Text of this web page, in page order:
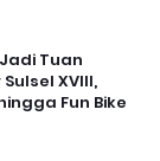
Tuan
XVIII,
Fun Bike